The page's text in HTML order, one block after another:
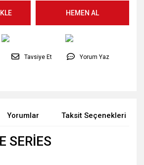
HEMEN AL
Tavsiye Et Yorum Yaz
Yorumlar Taksit Seçenekleri
SERİES